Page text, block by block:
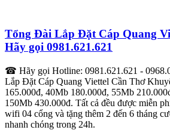
Tổng Đài Lắp Đặt Cáp Quang
Hãy gọi 0981.621.621
☎ Hãy gọi Hotline: 0981.621.621 -
Lắp Đặt Cáp Quang Viettel Cần Thơ
165.000đ, 40Mb 180.000đ, 55Mb
150Mb 430.000đ. Tất cả đều được miễn
wifi 04 cổng và tặng thêm 2 đến 6 tháng
nhanh chóng trong 24h.